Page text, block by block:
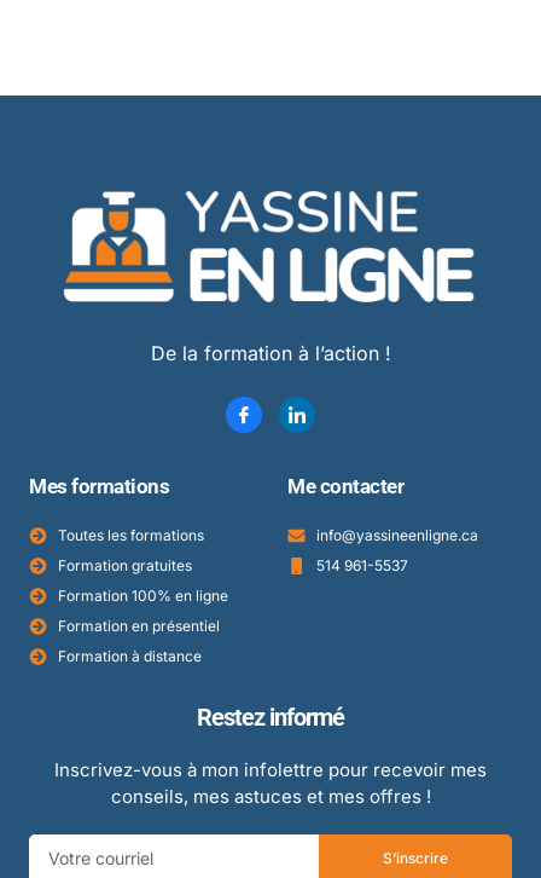
De la formation à l’action !
Mes formations
Toutes les formations
Formation gratuites
Formation 100% en ligne
Formation en présentiel
Formation à distance
Me contacter
info@yassineenligne.ca
514 961-5537
Restez informé
Inscrivez-vous à mon infolettre pour recevoir mes
conseils, mes astuces et mes offres !
S’inscrire